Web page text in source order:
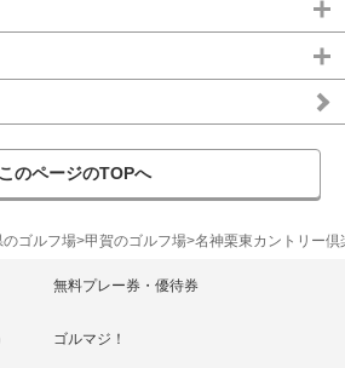
このページのTOPへ
のゴルフ場 甲賀のゴルフ場 名神栗東カントリー倶
無料プレー券・優待券
ゴルマジ！